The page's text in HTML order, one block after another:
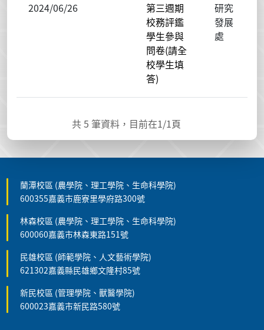
2024/06/26
第三週期
校務評鑑
學生參與
問卷(請全
校學生填
答)
研究
發展
處
共5 筆資料，目前在1/1頁
蘭潭校區 (農學院、理工學院、生命科學院)
600355嘉義市鹿寮里學府路300號
林森校區 (農學院、理工學院、生命科學院)
600060嘉義市林森東路151號
民雄校區 (師範學院、人文藝術學院)
621302嘉義縣民雄鄉文隆村85號
新民校區 (管理學院、獸醫學院)
600023嘉義市新民路580號